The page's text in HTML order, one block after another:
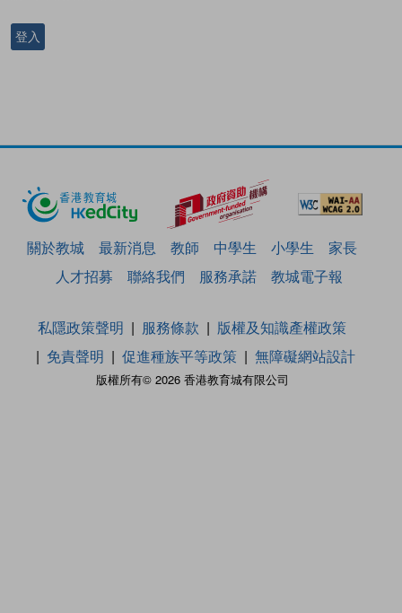
登入
關於教城 最新消息 教師 中學生 小學生
家長
人才招募
聯絡我們 服務承諾 教城電子報
版權所有© 2026 香港教育城有限公司
私隱政策聲明 服務條款
版權及知識產權政策
免責聲明
促進種族平等政策 無障礙網站設計